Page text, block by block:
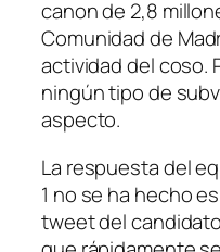
canon de 2,8
Comunidad de
actividad del coso.
ningún tipo de
aspecto.
La respuesta del
1 no se ha hecho
tweet del